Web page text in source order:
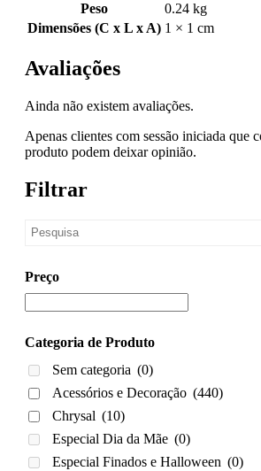
Peso
0.24 kg
Dimensões (C x L x A) 1 × 1 cm
Avaliações
Ainda não existem avaliações.
Apenas clientes com sessão iniciada que
produto podem deixar opinião.
Filtrar
Preço
Categoria de Produto
Sem categoria (0)
Acessórios e Decoração (440)
Chrysal (10)
Especial Dia da Mãe (0)
Especial Finados e Halloween (0)